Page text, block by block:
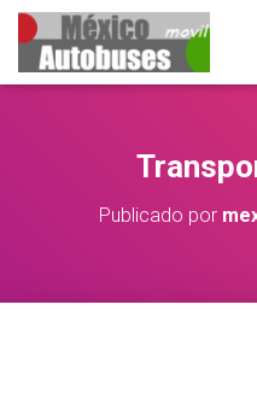
Publicado por